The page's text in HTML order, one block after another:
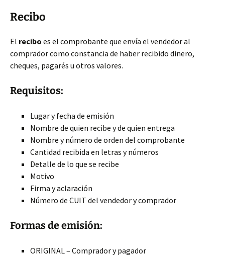
Recibo
El recibo es el comprobante que envía el vendedor al
comprador como constancia de haber recibido dinero,
cheques, pagarés u otros valores.
Requisitos:
Lugar y fecha de emisión
Nombre de quien recibe y de quien entrega
Nombre y número de orden del comprobante
Cantidad recibida en letras y números
Detalle de lo que se recibe
Motivo
Firma y aclaración
Número de CUIT del vendedor y comprador
Formas de emisión:
ORIGINAL – Comprador y pagador